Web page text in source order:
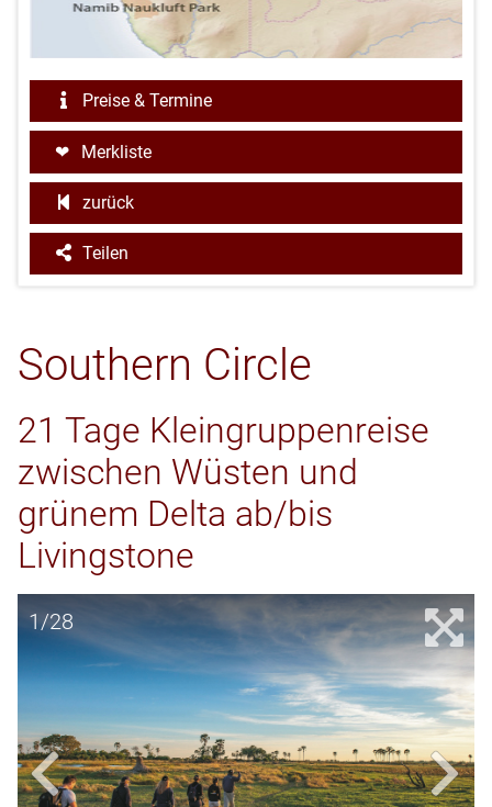
Preise & Termine
Merkliste
zurück
Teilen
Southern Circle
21 Tage Kleingruppenreise
zwischen Wüsten und
grünem Delta ab/bis
Livingstone
1/28